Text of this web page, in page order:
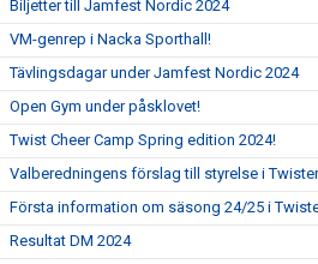
Biljetter till Jamfest Nordic 2024
VM-genrep i Nacka Sporthall!
Tävlingsdagar under Jamfest Nordic 2024
Open Gym under påsklovet!
Twist Cheer Camp Spring edition 2024!
Valberedningens förslag till styrelse i
Första information om säsong 24/25 i
Resultat DM 2024